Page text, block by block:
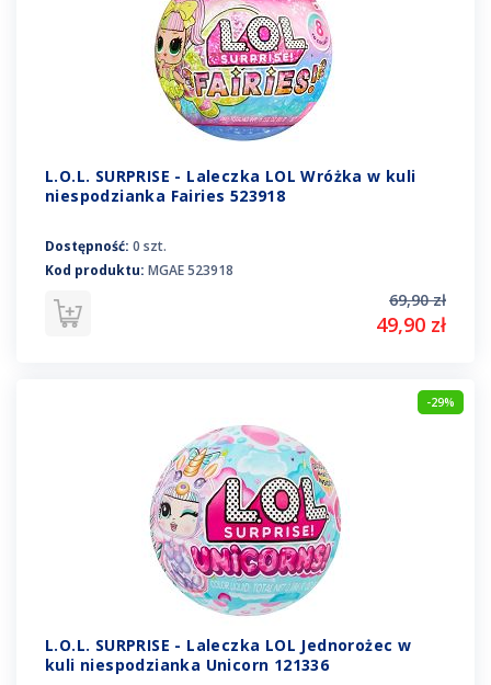
L.O.L. SURPRISE - Laleczka LOL Wróżka w kuli
niespodzianka Fairies 523918
Dostępność: 0 szt.
Kod produktu: MGAE 523918
69,90 zł
49,90 zł
-29%
L.O.L. SURPRISE - Laleczka LOL Jednorożec w
kuli niespodzianka Unicorn 121336